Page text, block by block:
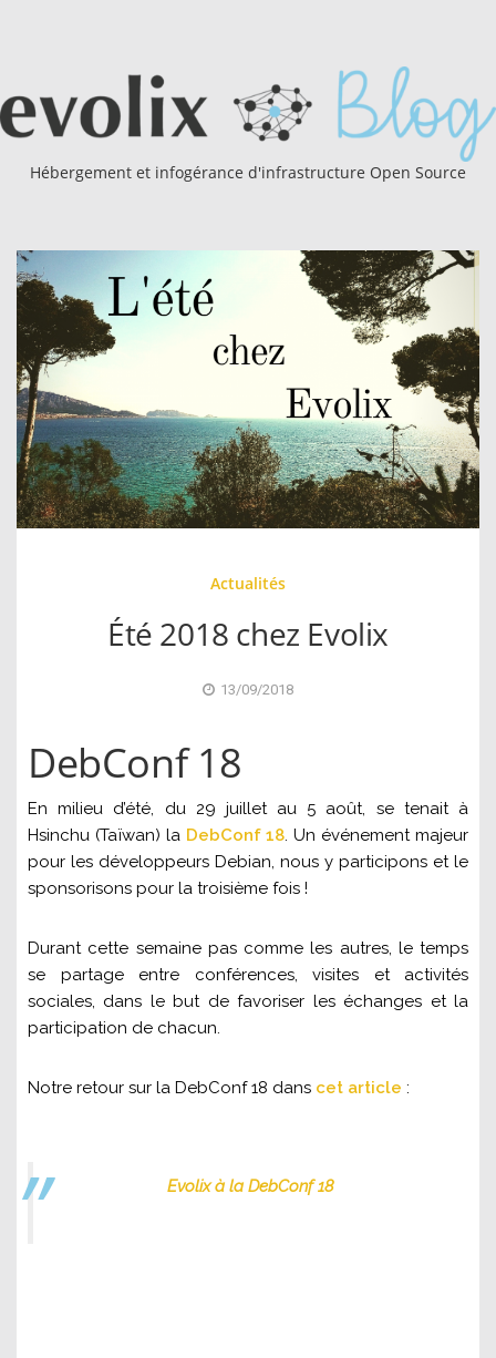
Hébergement et infogérance d'infrastructure Open Source
Actualités
Été 2018 chez Evolix
13/09/2018
DebConf 18
En milieu d’été, du 29 juillet au 5 août, se tenait à
Hsinchu (Taïwan) la DebConf 18. Un événement majeur
pour les développeurs Debian, nous y participons et le
sponsorisons pour la troisième fois !
Durant cette semaine pas comme les autres, le temps
se partage entre conférences, visites et activités
sociales, dans le but de favoriser les échanges et la
participation de chacun.
Notre retour sur la DebConf 18 dans cet article :
Evolix à la DebConf 18